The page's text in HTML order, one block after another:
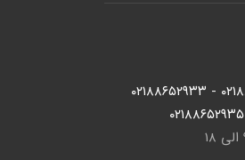
۰۲۱۸۸۶۵۲۹۳۴ - ۰۲۱۸۸۶۵۲۹۳۳